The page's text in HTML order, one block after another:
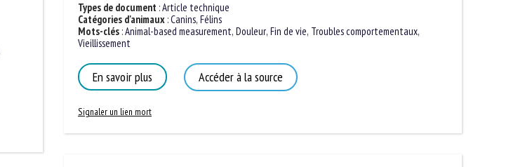
Types de document: Article technique
Catégories d'animaux: Canins,Félins
Mots-clés: Animal-based measurement,Douleur,Fin de vie,Troubles comportementaux,
Vieillissement
En savoir plus Accéder à la source
Signaler un lien mort
E-mail *
j'accepte que les informations saisies soient
avec le CNR BEA. *